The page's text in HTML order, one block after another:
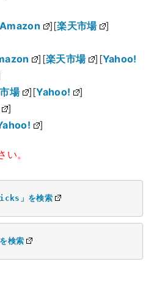
Amazon ][楽天市場
]
][楽天市場 ][Yahoo!
場 ][Yahoo!
]
]
]
。
」を検索
検索